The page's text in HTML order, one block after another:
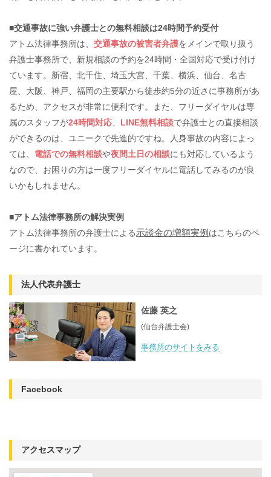
■交通事故に強い弁護士との無料相談は24時間予約受付
アトム法律事務所は、 交通事故の被害者弁護をメインで取り扱う
弁護士事務所で、新規相談の予約を24時間・全国対応で受け付け
ています。新宿、北千住、埼玉大宮、千葉、横浜、仙台、名古
屋、大阪、神戸、福岡の主要駅から徒歩約5分の近さに事務所があ
るため、アクセスが非常に便利です。また、フリーダイヤルは専
属のスタッフが24時間対応 LINE無料相談で弁護士との直接相談
ができるのは、ユニークで先進的ですね。人身事故の内容によっ
ては、 電話での無料相談や夜間土日の相談にも対応しているよう
なので、お困りの方は一度フリーダイヤルに電話してみるのが良
いかもしれません。
■アトム法律事務所の解決実例
アトム法律事務所の弁護士による示談金の増額実例はこちらのペ
ージに書かれています。
法人代表弁護士
佐藤 英之
(仙台弁護士会)
事務所のサイトをみる
Facebook
アクセスマップ